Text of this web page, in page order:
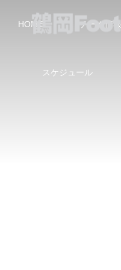
HOME チーム情報
スケジュール